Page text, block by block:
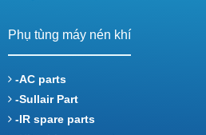
Phụ tùng máy nén khí
-AC parts
-Sullair Part
-IR spare parts